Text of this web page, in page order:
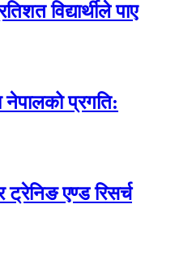
विद्यार्थीले पाए
नेपालको प्रगति:
एण्ड रिसर्च